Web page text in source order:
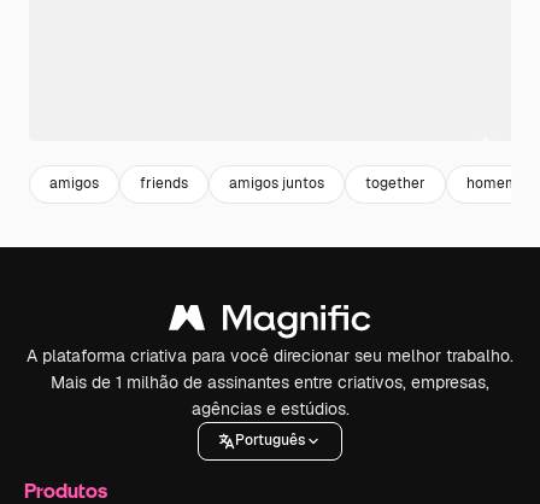
amigos friends amigos juntos together homem
A plataforma criativa para você direcionar seu melhor trabalho.
Mais de 1 milhão de assinantes entre criativos, empresas,
agências e estúdios.
Português
Produtos